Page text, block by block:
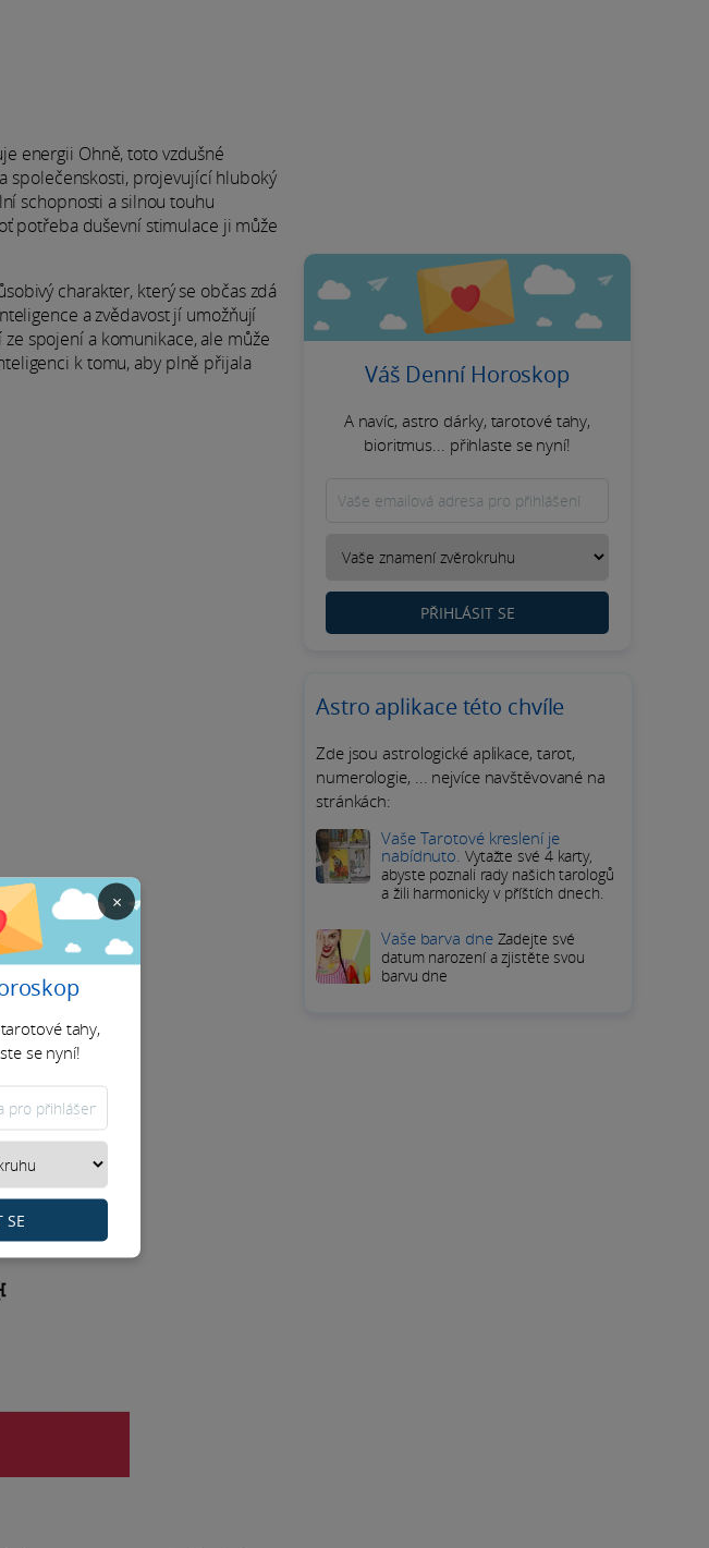
energii Ohně, toto vzdušné
společenskosti, projevující hluboký
schopnosti a silnou touhu
potřeba duševní stimulace ji může
charakter, který se občas zdá
a zvědavost jí umožňují
spojení a komunikace, ale může
k tomu, aby plně přijala
Váš Denní Horoskop
A navíc, astro dárky, tarotové tahy,
bioritmus... přihlaste se nyní!
PŘIHLÁSIT SE
Astro aplikace této chvíle
Zde jsou astrologické aplikace, tarot,
numerologie, ... nejvíce navštěvované na
stránkách:
Vaše Tarotové kreslení je
nabídnuto. Vytažte své 4 karty,
abyste poznali rady našich tarologů
a žili harmonicky v příštích dnech.
Vaše barva dne Zadejte své
datum narození a zjistěte svou
barvu dne
×
tahy,
se nyní!
SE